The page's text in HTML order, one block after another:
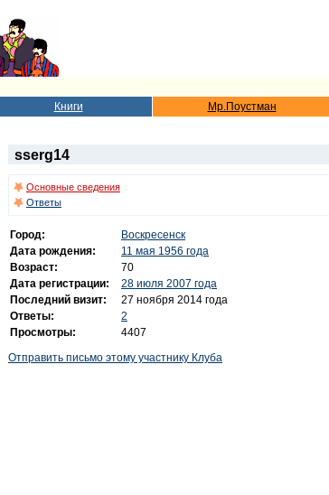
Книги Мр.Поустман
sserg14
Основные сведения
Ответы
Город:
Воскресенск
Дата рождения:
11 мая 1956 года
Возраст:
70
Дата регистрации:
28 июля 2007 года
Последний визит:
27 ноября 2014 года
Ответы:
2
Просмотры:
4407
Отправить письмо этому участнику Клуба